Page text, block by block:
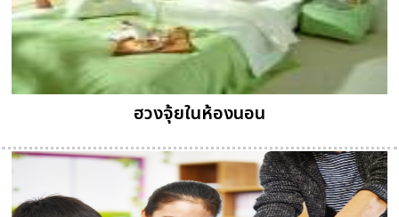
ฮวงจุ้ยในห้องนอน